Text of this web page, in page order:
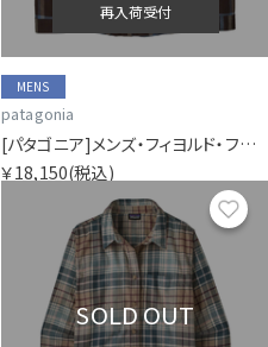
再入荷受付
MENS
patagonia
[パタゴニア]メンズ・フィヨルド・フランネル・シャツ
￥18,150(税込)
SOLD OUT